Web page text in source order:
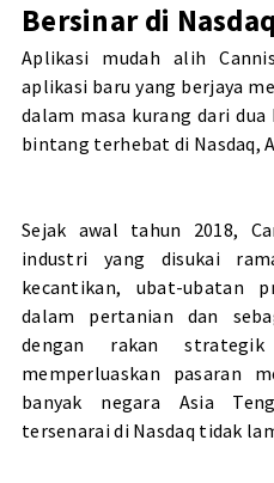
Bersinar di
Aplikasi mudah alih
aplikasi baru yang berjaya
dalam masa kurang dari
bintang terhebat di Nasdaq,
Sejak awal tahun 2018,
industri yang disukai
kecantikan, ubat-ubatan
dalam pertanian dan
dengan rakan
memperluaskan pasaran
banyak negara Asia
tersenarai di Nasdaq tidak